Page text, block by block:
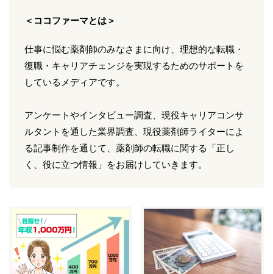
＜ココファーマとは＞
仕事に悩む薬剤師のみなさまに向け、理想的な転職・
復職・キャリアチェンジを実現するためのサポートを
しているメディアです。
アンケートやインタビュー調査、現役キャリアコンサ
ルタントを通した業界調査、現役薬剤師ライターによ
る記事制作を通じて、薬剤師の転職に関する「正し
く、役に立つ情報」をお届けしていきます。